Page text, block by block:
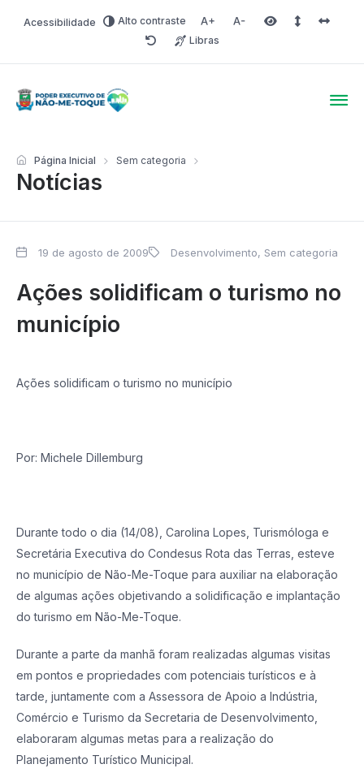
Acessibilidade Alto contraste Aumentar fonte
Diminuir fonteÁrea selecionada
Espaço
RedefinirLibras
Notícias
Página Inicial Sem categoria
19 de agosto de 2009 Desenvolvimento, Sem categoria
Ações solidificam o turismo no
município
Ações solidificam o turismo no município
Por: Michele Dillemburg
Durante todo o dia (14/08), Carolina Lopes, Turismóloga e
Secretária Executiva do Condesus Rota das Terras, esteve
no município de Não-Me-Toque para auxiliar na elaboração
de algumas ações objetivando a solidificação e implantação
do turismo em Não-Me-Toque.
Durante a parte da manhã foram realizadas algumas visitas
em pontos e propriedades com potenciais turísticos e à
tarde, juntamente com a Assessora de Apoio a Indústria,
Comércio e Turismo da Secretaria de Desenvolvimento,
elaboraram algumas metas para a realização do
Planejamento Turístico Municipal.